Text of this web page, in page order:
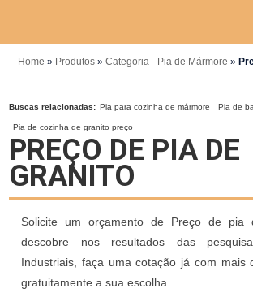
Home » Produtos » Categoria - Pia de Mármore »
Buscas relacionadas: Pia para cozinha de mármore Pia de
Pia de cozinha de granito preço
PREÇO DE PIA DE
GRANITO
Solicite um orçamento de Preço de pia
descobre nos resultados das
Industriais, faça uma cotação já com mais
gratuitamente a sua escolha